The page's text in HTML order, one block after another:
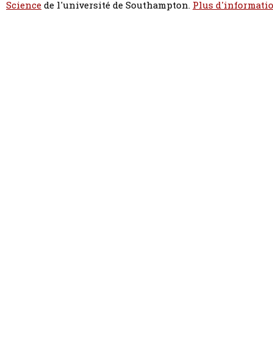
Sciencede l'université de Southampton. Plus